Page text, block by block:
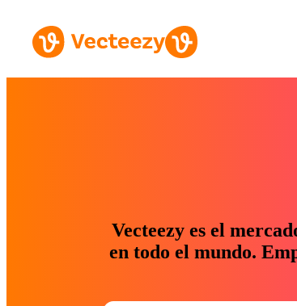
Vecteezy es el
en todo el mundo.